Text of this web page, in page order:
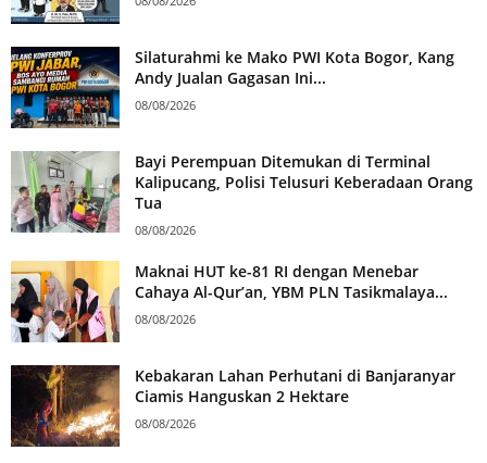
Silaturahmi ke Mako PWI Kota Bogor, Kang
Andy Jualan Gagasan Ini...
08/08/2026
Bayi Perempuan Ditemukan di Terminal
Kalipucang, Polisi Telusuri Keberadaan Orang
Tua
08/08/2026
Maknai HUT ke-81 RI dengan Menebar
Cahaya Al-Qur’an, YBM PLN Tasikmalaya...
08/08/2026
Kebakaran Lahan Perhutani di Banjaranyar
Ciamis Hanguskan 2 Hektare
08/08/2026